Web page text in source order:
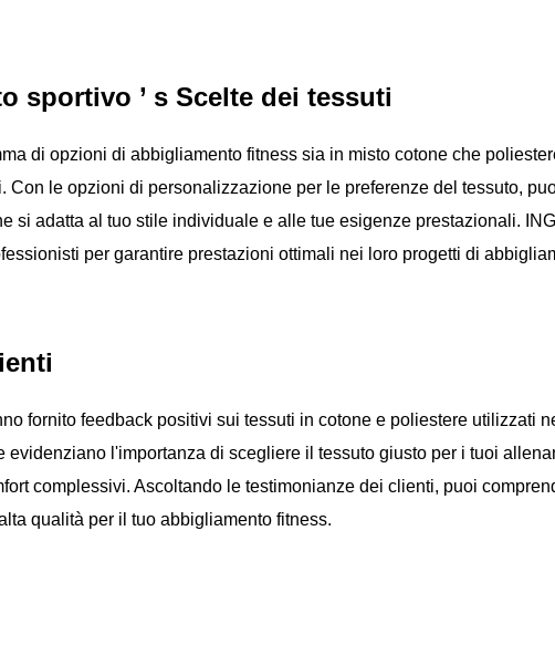
sportivo ’ s Scelte dei tessuti
di opzioni di abbigliamento fitness sia in misto cotone che
Con le opzioni di personalizzazione per le preferenze del tessuto,
si adatta al tuo stile individuale e alle tue esigenze prestazionali.
per garantire prestazioni ottimali nei loro progetti di
fornito feedback positivi sui tessuti in cotone e poliestere utilizzati
evidenziano l'importanza di scegliere il tessuto giusto per i tuoi
complessivi. Ascoltando le testimonianze dei clienti, puoi
qualità per il tuo abbigliamento fitness.